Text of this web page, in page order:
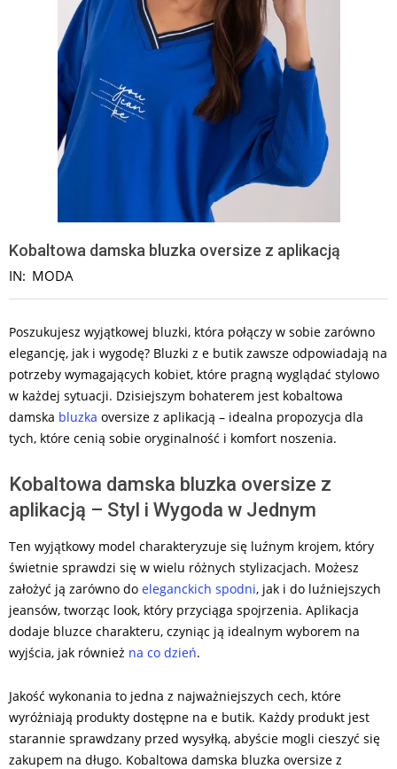
Kobaltowa damska bluzka oversize z aplikacją
IN: MODA
Poszukujesz wyjątkowej bluzki, która połączy w sobie zarówno
elegancję, jak i wygodę? Bluzki z e butik zawsze odpowiadają na
potrzeby wymagających kobiet, które pragną wyglądać stylowo
w każdej sytuacji. Dzisiejszym bohaterem jest kobaltowa
damska bluzka oversize z aplikacją – idealna propozycja dla
tych, które cenią sobie oryginalność i komfort noszenia.
Kobaltowa damska bluzka oversize z
aplikacją – Styl i Wygoda w Jednym
Ten wyjątkowy model charakteryzuje się luźnym krojem, który
świetnie sprawdzi się w wielu różnych stylizacjach. Możesz
założyć ją zarówno do eleganckich spodni, jak i do luźniejszych
jeansów, tworząc look, który przyciąga spojrzenia. Aplikacja
dodaje bluzce charakteru, czyniąc ją idealnym wyborem na
wyjścia, jak również na co dzień.
Jakość wykonania to jedna z najważniejszych cech, które
wyróżniają produkty dostępne na e butik. Każdy produkt jest
starannie sprawdzany przed wysyłką, abyście mogli cieszyć się
zakupem na długo. Kobaltowa damska bluzka oversize z